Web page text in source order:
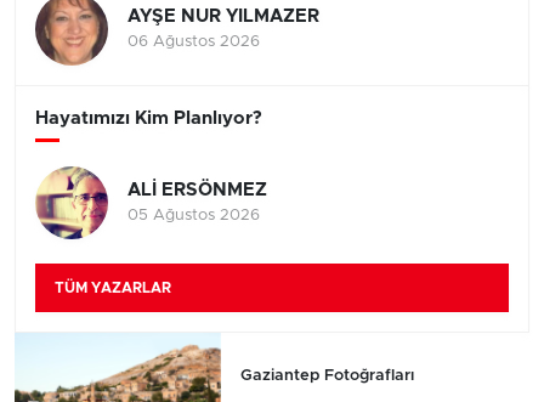
AYŞE NUR YILMAZER
06 Ağustos 2026
Hayatımızı Kim Planlıyor?
ALİ ERSÖNMEZ
05 Ağustos 2026
TÜM YAZARLAR
Gaziantep Fotoğrafları